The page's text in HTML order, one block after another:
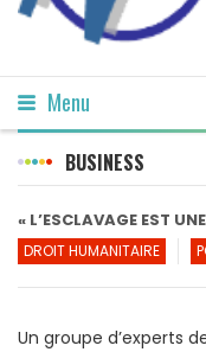
Menu
BUSINESS
« L’ESCLAVAGE EST
DROIT HUMANITAIRE
Un groupe d’experts